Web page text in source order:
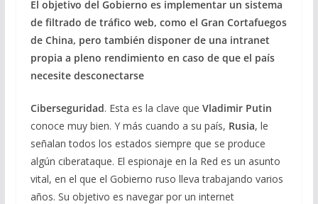
El objetivo del Gobierno es implementar un sistema
de filtrado de tráfico web, como el Gran Cortafuegos
de China, pero también disponer de una intranet
propia a pleno rendimiento en caso de que el país
necesite desconectarse
Ciberseguridad. Esta es la clave que Vladimir Putin
conoce muy bien. Y más cuando a su país, Rusia, le
señalan todos los estados siempre que se produce
algún ciberataque. El espionaje en la Red es un asunto
vital, en el que el Gobierno ruso lleva trabajando varios
años. Su objetivo es navegar por un internet